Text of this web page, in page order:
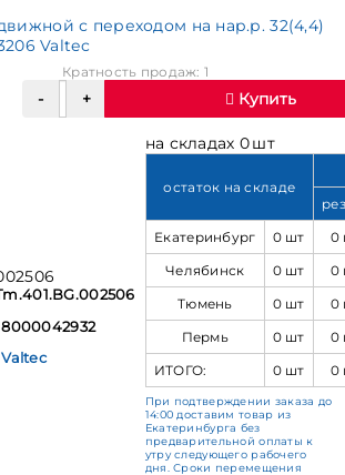
с переходом на нар.р. 32(4,4)
Valtec
Кратность продаж: 1
Купить
8000042932
Valtec
на складах 0 шт
остаток на складе
Екатеринбург
0 шт
0
Челябинск
0 шт
0
Тюмень
0 шт
0
Пермь
0 шт
0
ИТОГО:
0 шт 0
При подтверждении заказа до
14:00 доставим товар из
Екатеринбурга без
предварительной оплаты к
утру следующего рабочего
дня. Сроки перемещения